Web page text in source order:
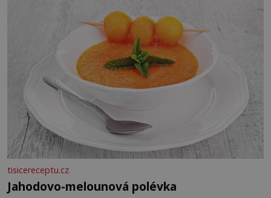
tisicereceptu.cz
Jahodovo-melounová polévka